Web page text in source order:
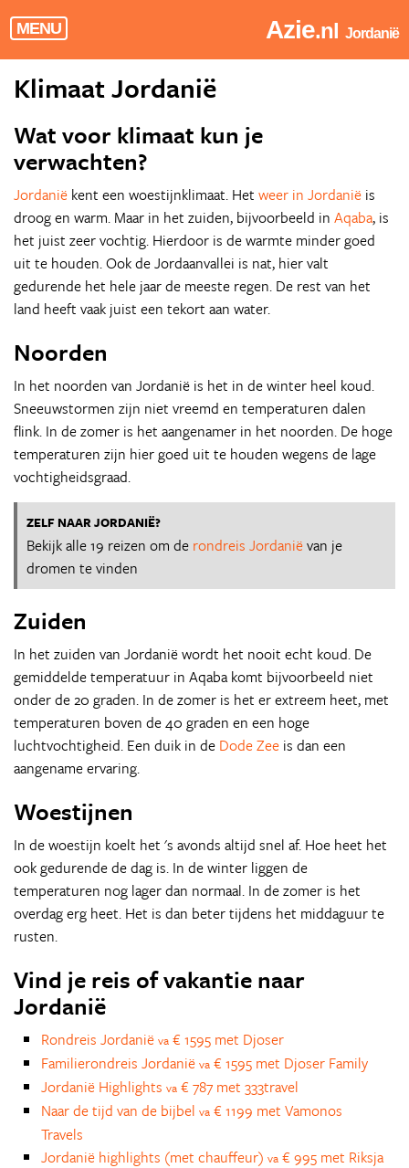
MENU Azie.nl Jordanië
Klimaat Jordanië
Wat voor klimaat kun je
verwachten?
Jordanië kent een woestijnklimaat. Het weer in Jordanië is
droog en warm. Maar in het zuiden, bijvoorbeeld in Aqaba, is
het juist zeer vochtig. Hierdoor is de warmte minder goed
uit te houden. Ook de Jordaanvallei is nat, hier valt
gedurende het hele jaar de meeste regen. De rest van het
land heeft vaak juist een tekort aan water.
Noorden
In het noorden van Jordanië is het in de winter heel koud.
Sneeuwstormen zijn niet vreemd en temperaturen dalen
flink. In de zomer is het aangenamer in het noorden. De hoge
temperaturen zijn hier goed uit te houden wegens de lage
vochtigheidsgraad.
ZELF NAAR JORDANIË?
Bekijk alle 19 reizen om de rondreis Jordaniëvan je
dromen te vinden
Zuiden
In het zuiden van Jordanië wordt het nooit echt koud. De
gemiddelde temperatuur in Aqaba komt bijvoorbeeld niet
onder de 20 graden. In de zomer is het er extreem heet, met
temperaturen boven de 40 graden en een hoge
luchtvochtigheid. Een duik in de Dode Zee is dan een
aangename ervaring.
Woestijnen
In de woestijn koelt het 's avonds altijd snel af. Hoe heet het
ook gedurende de dag is. In de winter liggen de
temperaturen nog lager dan normaal. In de zomer is het
overdag erg heet. Het is dan beter tijdens het middaguur te
rusten.
Vind je reis of vakantie naar
Jordanië
Rondreis Jordanië va € 1595 met Djoser
Familierondreis Jordanië va € 1595 met Djoser Family
Jordanië Highlights va € 787 met 333travel
Naar de tijd van de bijbel va € 1199 met Vamonos
Travels
Jordanië highlights (met chauffeur) va € 995 met Riksja